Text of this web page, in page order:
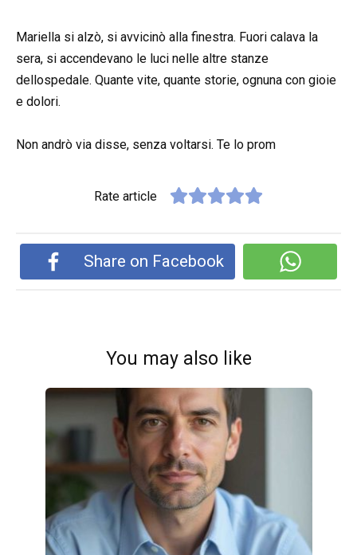
Mariella si alzò, si avvicinò alla finestra. Fuori calava la
sera, si accendevano le luci nelle altre stanze
dellospedale. Quante vite, quante storie, ognuna con gioie
e dolori.
Non andrò via disse, senza voltarsi. Te lo prom
Rate article
Share on Facebook
You may also like